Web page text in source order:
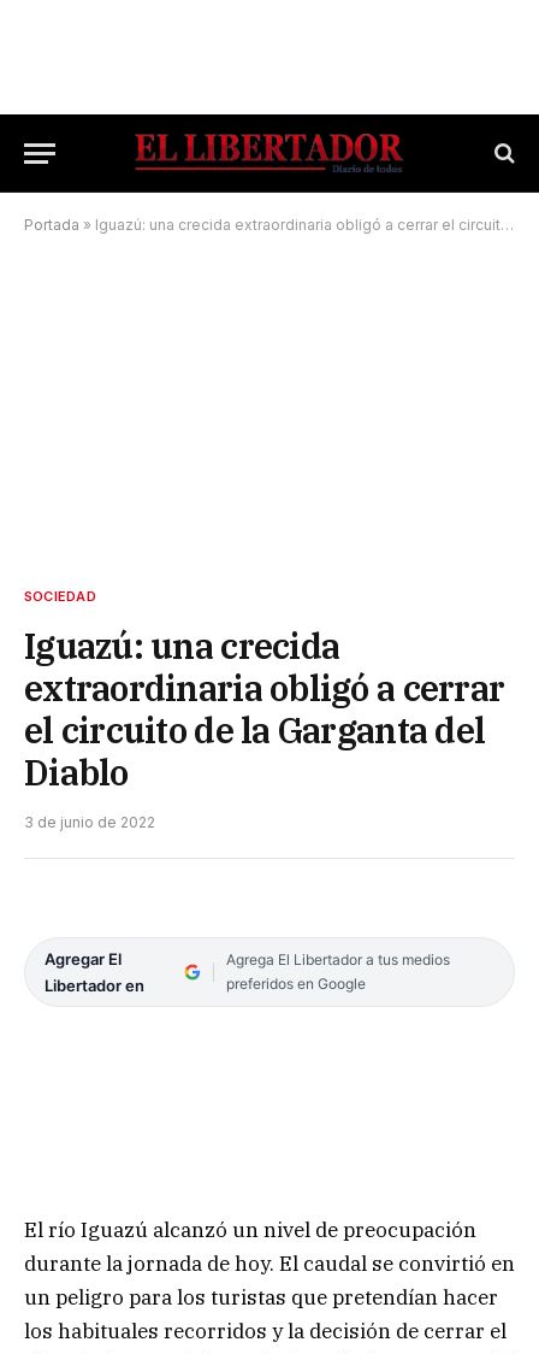
Portada » Iguazú: una crecida extraordinaria obligó a cerrar el circuito de la Garganta del Diablo
SOCIEDAD
Iguazú: una crecida
extraordinaria obligó a cerrar
el circuito de la Garganta del
Diablo
3 de junio de 2022
Agregar El
Libertador en
Agrega El Libertador a tus medios
preferidos en Google
El río Iguazú alcanzó un nivel de preocupación
durante la jornada de hoy. El caudal se convirtió en
un peligro para los turistas que pretendían hacer
los habituales recorridos y la decisión de cerrar el